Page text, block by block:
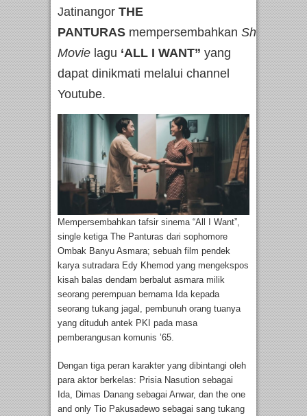
Jatinangor THE
PANTURAS mempersembahkan Short
Movie lagu ‘ALL I WANT” yang
dapat dinikmati melalui channel
Youtube.
Mempersembahkan tafsir sinema “All I Want”,
single ketiga The Panturas dari sophomore
Ombak Banyu Asmara; sebuah film pendek
karya sutradara Edy Khemod yang mengekspos
kisah balas dendam berbalut asmara milik
seorang perempuan bernama Ida kepada
seorang tukang jagal, pembunuh orang tuanya
yang dituduh antek PKI pada masa
pemberangusan komunis ’65.
Dengan tiga peran karakter yang dibintangi oleh
para aktor berkelas: Prisia Nasution sebagai
Ida, Dimas Danang sebagai Anwar, dan the one
and only Tio Pakusadewo sebagai sang tukang